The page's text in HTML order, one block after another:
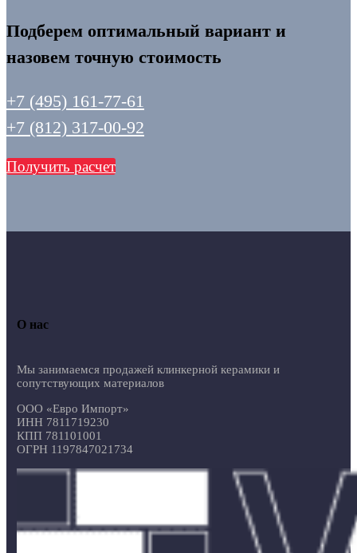
Подберем оптимальный вариант и
назовем точную стоимость
+7 (495) 161-77-61
+7 (812) 317-00-92
Получить расчет
О нас
Мы занимаемся продажей клинкерной керамики и
сопутствующих материалов
ООО «Евро Импорт»
ИНН 7811719230
КПП 781101001
ОГРН 1197847021734